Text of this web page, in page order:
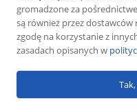
Copyright
gromadzone za
są również przez dostawców
zgodę na korzystanie z
zasadach opisanych w